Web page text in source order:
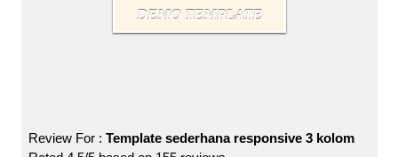
DEMO TEMPLATE
Review For : Template sederhana responsive 3 kolom